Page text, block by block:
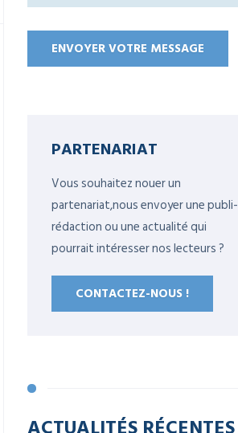
PARTENARIAT
Vous souhaitez nouer un
partenariat,nous envoyer une publi-
rédaction ou une actualité qui
pourrait intéresser nos lecteurs ?
CONTACTEZ-NOUS !
ACTUALITÉS RÉCENTES